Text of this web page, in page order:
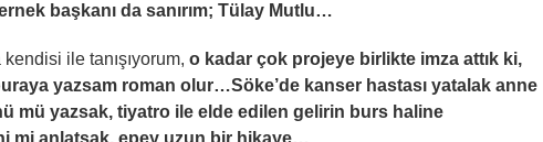
başkanı da sanırım; Tülay Mutlu…
ile tanışıyorum, o kadar çok projeye birlikte imza attık ki,
yazsam roman olur…Söke’de kanser hastası yatalak anne
mü yazsak, tiyatro ile elde edilen gelirin burs haline
mi anlatsak, epey uzun bir hikaye…